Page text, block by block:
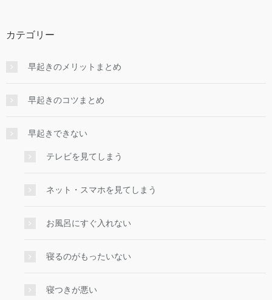
カテゴリー
早起きのメリットまとめ
早起きのコツまとめ
早起きできない
テレビを見てしまう
ネット・スマホを見てしまう
お風呂にすぐ入れない
寝るのがもったいない
寝つきが悪い